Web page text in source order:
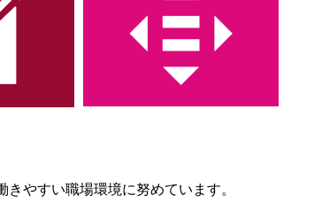
やすい職場環境に努めています。